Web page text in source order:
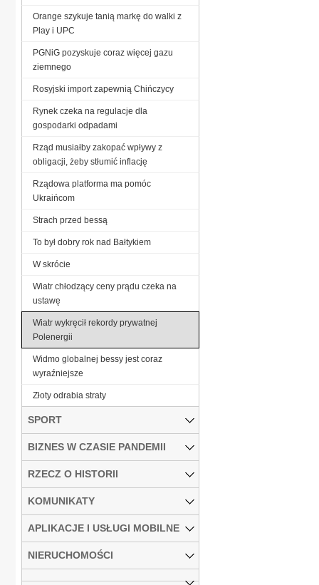
Orange szykuje tanią markę do walki z
Play i UPC
PGNiG pozyskuje coraz więcej gazu
ziemnego
Rosyjski import zapewnią Chińczycy
Rynek czeka na regulacje dla
gospodarki odpadami
Rząd musiałby zakopać wpływy z
obligacji, żeby stłumić inflację
Rządowa platforma ma pomóc
Ukraińcom
Strach przed bessą
To był dobry rok nad Bałtykiem
W skrócie
Wiatr chłodzący ceny prądu czeka na
ustawę
Wiatr wykręcił rekordy prywatnej
Polenergii
Widmo globalnej bessy jest coraz
wyraźniejsze
Złoty odrabia straty
SPORT
BIZNES W CZASIE PANDEMII
RZECZ O HISTORII
KOMUNIKATY
APLIKACJE I USŁUGI MOBILNE
NIERUCHOMOŚCI